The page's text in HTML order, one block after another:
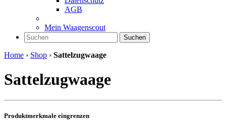
AGB
Mein Waagenscout
Suchen
Home › Shop › Sattelzugwaage
Sattelzugwaage
Produktmerkmale eingrenzen